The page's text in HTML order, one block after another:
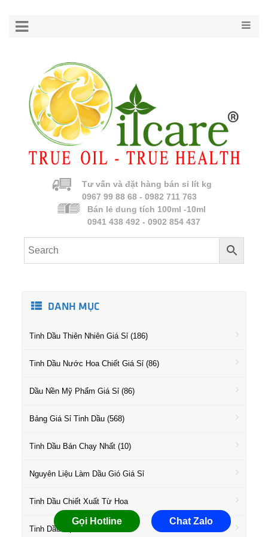
Tư vấn và đặt hàng bán sỉ lít kg
0967 99 88 68 - 0982 711 763
Bán lẻ dung tích 100ml -10ml
0941 438 492 - 0902 854 437
DANH MỤC
Tinh Dầu Thiên Nhiên Giá Sỉ (186)
Tinh Dầu Nước Hoa Chiết Giá Sỉ (86)
Dầu Nền Mỹ Phẩm Giá Sỉ (86)
Bảng Giá Sỉ Tinh Dầu (568)
Tinh Dầu Bán Chạy Nhất (10)
Nguyên Liệu Làm Dầu Gió Giá Sỉ
Tinh Dầu Chiết Xuất Từ Hoa
Tinh Dầu Họ Gỗ Giá Sỉ
Gọi Hotline Chat Zalo